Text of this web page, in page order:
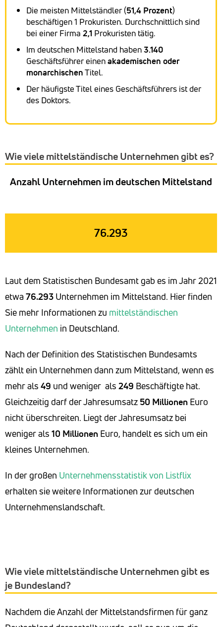
Die meisten Mittelständler (51,4 Prozent)
beschäftigen 1 Prokuristen. Durchschnittlich sind
bei einer Firma 2,1 Prokuristen tätig.
Im deutschen Mittelstand haben3.140
Geschäftsführer einenakademischen oder
monarchischenTitel.
Der häufigste Titel eines Geschäftsführers ist der
des Doktors.
Wie viele mittelständische Unternehmen gibt es?
Anzahl Unternehmen im deutschen Mittelstand
76.293
Laut dem Statistischen Bundesamt gab es im Jahr 2021
etwa 76.293 Unternehmen im Mittelstand. Hier finden
Sie mehr Informationen zu mittelständischen
Unternehmen in Deutschland.
Nach der Definition des Statistischen Bundesamts
zählt ein Unternehmen dann zum Mittelstand, wenn es
mehr als 49 und weniger als 249 Beschäftigte hat.
Gleichzeitig darf der Jahresumsatz 50 Millionen Euro
nicht überschreiten. Liegt der Jahresumsatz bei
weniger als 10 Millionen Euro, handelt es sich um ein
kleines Unternehmen.
In der großen Unternehmensstatistik von Listflix
erhalten sie weitere Informationen zur deutschen
Unternehmenslandschaft.
Wie viele mittelständische Unternehmen gibt es
je Bundesland​?
Nachdem die Anzahl der Mittelstandsfirmen für ganz